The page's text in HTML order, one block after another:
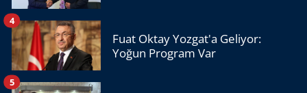
Fuat Oktay Yozgat'a Geliyor:
Yoğun Program Var
4
5